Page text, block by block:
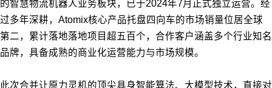
的智慧物流机器人业务板块，已于2024年7月正式独立运营。经
过多年深耕，Atomix核心产品托盘四向车的市场销量位居全球
第二，累计落地落地项目超五百个，合作客户涵盖多个行业知名
品牌，具备成熟的商业化运营能力与市场规模。
此次合并让原力灵机的顶尖具身智能算法、大模型技术，直接对